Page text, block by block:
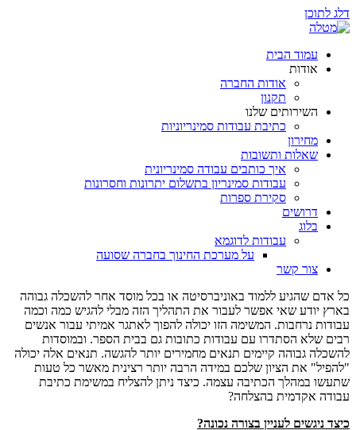
דלג לתוכן
עמוד הבית
אודות
אודות החברה
תקנון
השירותים שלנו
כתיבת עבודות סמינריוניות
מחירון
שאלות ותשובות
איך כותבים עבודה סמינריונית
עבודות סמינריון בתשלום יתרונות וחסרונות
סקירת ספרות
דרושים
בלוג
עבודות לדוגמא
על מערכת החינוך בחברה שסועה
צור קשר
כל אדם שהגיע ללמוד באוניברסיטה או בכל מוסד אחר להשכלה גבוהה
בארץ יודע שאי אפשר לעבור את התהליך הזה מבלי להגיש כמה וכמה
עבודות נרחבות. המשימה הזו יכולה להפוך לאתגר אמיתי עבור אנשים
רבים שלא הסתדרו עם עבודות כתובות גם בבית הספר. ובמוסדות
להשכלה גבוהה קיימים תנאים מחמירים יותר להגשה. תנאים אלה יכולה
"להפיל" את הציון שלכם במידה הרבה יותר רצינית מאשר כל טעות
שתעשו במהלך הכתיבה עצמה. כיצד ניתן להצליח במשימת כתיבת
עבודה אקדמית בהצלחה?
כיצד ניגשים לעניין בצורה נכונה?